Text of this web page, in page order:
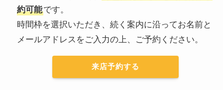
約可能です。
時間枠を選択いただき、続く案内に沿ってお名前と
メールアドレスをご入力の上、ご予約ください。
来店予約する